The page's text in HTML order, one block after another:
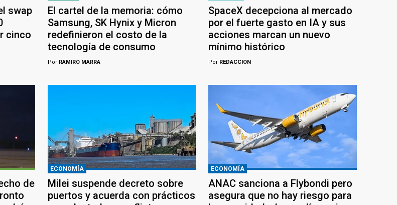
swap
cinco
El cartel de la memoria: cómo
Samsung, SK Hynix y Micron
redefinieron el costo de la
tecnología de consumo
PorRAMIRO MARRA
SpaceX decepciona al mercado
por el fuerte gasto en IA y sus
acciones marcan un nuevo
mínimo histórico
Por REDACCION
de
ECONOMÍA
Milei suspende decreto sobre
puertos y acuerda con prácticos
ECONOMÍA
ANAC sanciona a Flybondi pero
asegura que no hay riesgo para